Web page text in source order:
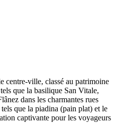
centre-ville, classé au patrimoine
que la basilique San Vitale,
dans les charmantes rues
que la piadina (pain plat) et le
captivante pour les voyageurs